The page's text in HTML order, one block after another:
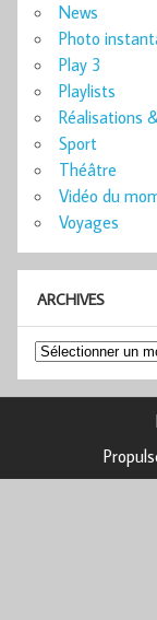
News
Photo
Play 3
Playlists
Réalisations
Sport
Théâtre
Vidéo du
Voyages
ARCHIVES
Archives